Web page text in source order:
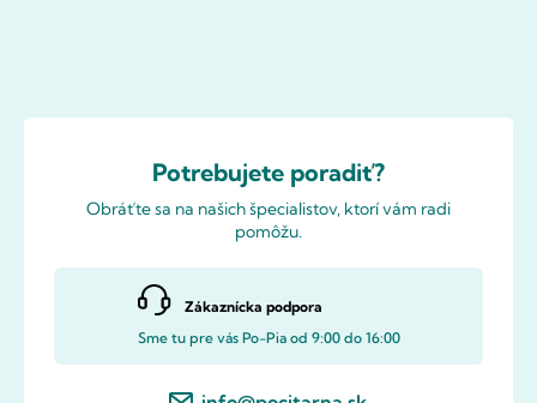
Potrebujete poradiť?
Obráťte sa na našich špecialistov, ktorí vám radi
pomôžu.
Zákaznícka podpora
Sme tu pre vás Po-Pia od 9:00 do 16:00